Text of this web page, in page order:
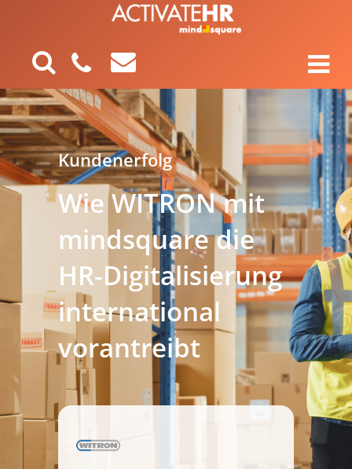
Kundenerfolg
Wie WITRON mit
mindsquare die
HR-Digitalisierung
international
vorantreibt